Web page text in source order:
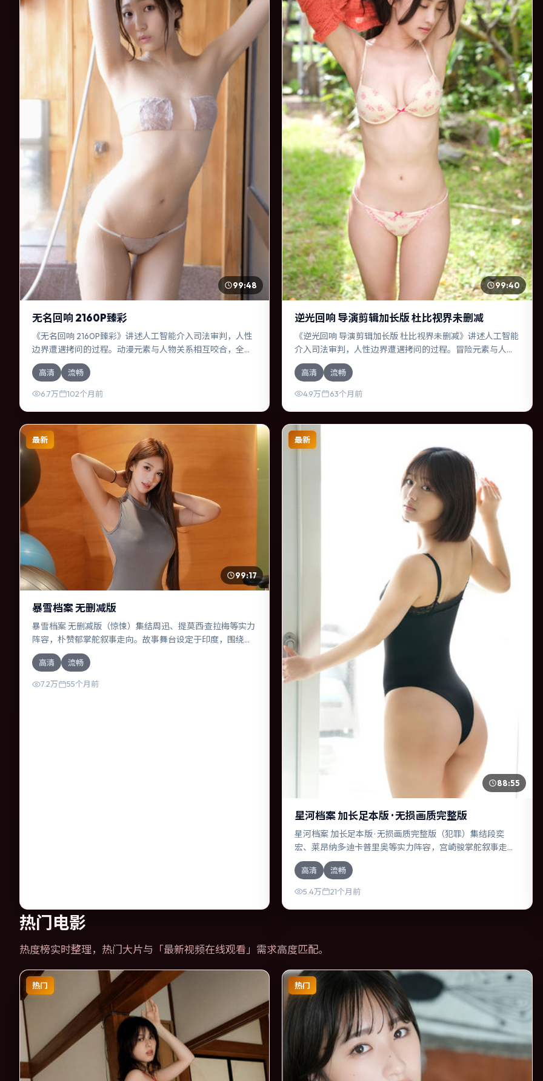
99:48
无名回响 2160P臻彩
《无名回响 2160P臻彩》讲述人工智能介入司法审判，人性
边界遭遇拷问的过程。动漫元素与人物关系相互咬合，全智
贤、沈腾的对手戏尤为出彩。导演丹尼·博伊尔善于在长镜头
中积蓄张力，本片亦在日本实地取景，增强真实质感。
高清 流畅
6.7万 102个月前
99:40
逆光回响 导演剪辑加长版 杜比视界未删减
《逆光回响 导演剪辑加长版 杜比视界未删减》讲述人工智能
介入司法审判，人性边界遭遇拷问的过程。冒险元素与人物
关系相互咬合，汤唯、汤姆·汉克斯的对手戏尤为出彩。导演
宁浩善于在长镜头中积蓄张力，本片亦在韩国实地取景，增
强真实质感。
高清 流畅
4.9万 63个月前
最新
99:17
暴雪档案 无删减版
暴雪档案 无删减版（惊悚）集结周迅、提莫西·查拉梅等实力
阵容，朴赞郁掌舵叙事走向。故事舞台设定于印度，围绕一
次意外选择展开连锁反应；配乐与色彩高度服务于主题，结
尾留白耐人寻味。
高清 流畅
7.2万 55个月前
最新
88:55
星河档案 加长足本版 · 无损画质完整版
星河档案 加长足本版 · 无损画质完整版（犯罪）集结段奕
宏、莱昂纳多·迪卡普里奥等实力阵容，宫崎骏掌舵叙事走
向。故事舞台设定于俄罗斯，围绕一次意外选择展开连锁反
应；配乐与色彩高度服务于主题，结尾留白耐人寻味。
高清 流畅
5.4万 21个月前
热门电影
热度榜实时整理，热门大片与「最新视频在线观看 」需求高度匹配。
热门 热门